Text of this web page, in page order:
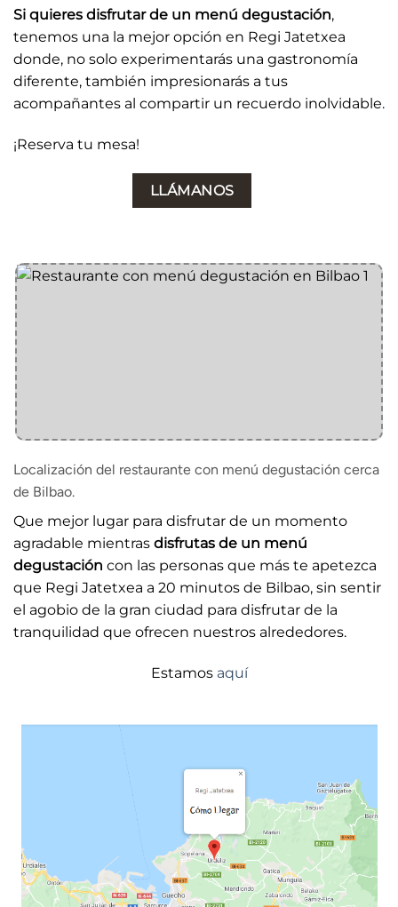
Si quieres disfrutar de un menú degustación,
tenemos una la mejor opción en Regi Jatetxea
donde, no solo experimentarás una gastronomía
diferente, también impresionarás a tus
acompañantes al compartir un recuerdo inolvidable.
¡Reserva tu mesa!
LLÁMANOS
Localización del restaurante con menú degustación cerca
de Bilbao.
Que mejor lugar para disfrutar de un momento
agradable mientras disfrutas de un menú
degustación con las personas que más te apetezca
que Regi Jatetxea a 20 minutos de Bilbao, sin sentir
el agobio de la gran ciudad para disfrutar de la
tranquilidad que ofrecen nuestros alrededores.
Estamos aquí